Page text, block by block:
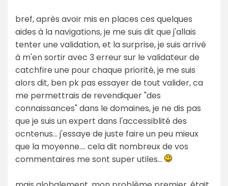
bref, après avoir mis en places ces quelques
aides à la navigations, je me suis dit que j'allais
tenter une validation, et la surprise, je suis arrivé
à m'en sortir avec 3 erreur sur le validateur de
catchfire une pour chaque priorité, je me suis
alors dit, ben pk pas essayer de tout valider, ca
me permettrais de revendiquer "des
connaissances" dans le domaines, je ne dis pas
que je suis un expert dans l'accessiblité des
ocntenus... j'essaye de juste faire un peu mieux
que la moyenne.... cela dit nombreux de vos
commentaires me sont super utiles...